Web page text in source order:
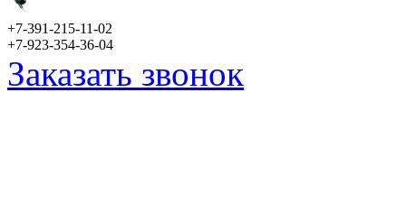
+7-391-215-11-02
+7-923-354-36-04
Заказать звонок